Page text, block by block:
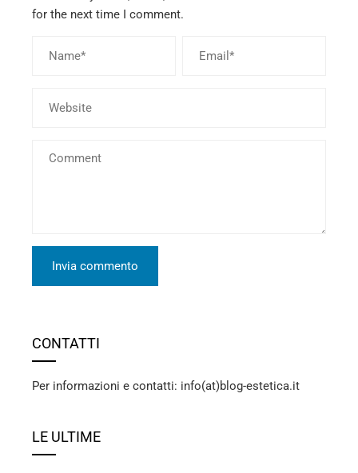
for the next time I comment.
CONTATTI
Per informazioni e contatti: info(at)blog-estetica.it
LE ULTIME